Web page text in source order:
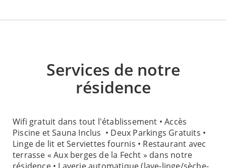
Services de notre
résidence
Wifi gratuit dans tout l'établissement • Accès
Piscine et Sauna Inclus • Deux Parkings Gratuits •
Linge de lit et Serviettes fournis • Restaurant avec
terrasse « Aux berges de la Fecht » dans notre